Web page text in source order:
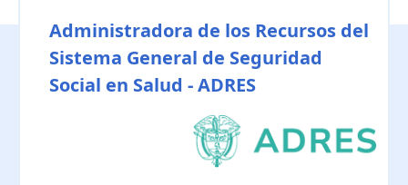
Administradora de los Recursos del
Sistema General de Seguridad
Social en Salud - ADRES